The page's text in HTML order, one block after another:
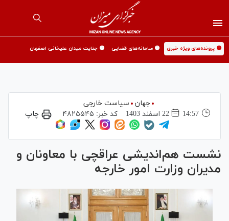
🟡 پرونده‌های ویژه خبری 🟡 سامانه‌های قضایی 🟡 جنایت میدان علیخانی اصفهان
جهان
سیاست خارجی
14:57
22 اسفند 1403 کد خبر: ۴۸۲۵۵۴۵ چاپ
نشست هم‌اندیشی عراقچی با معاونان و
مدیران وزارت امور خارجه